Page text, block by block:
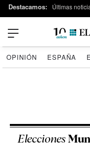
Destacamos: Últimas
OPINIÓN ESPAÑA
Elecciones